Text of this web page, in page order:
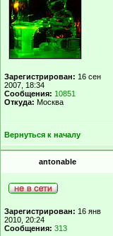
Зарегистрирован: 16 сен
2007, 18:34
Сообщения: 10851
Откуда: Москва
Вернуться к началу
antonable
Зарегистрирован: 16 янв
2010, 20:24
Сообщения: 313